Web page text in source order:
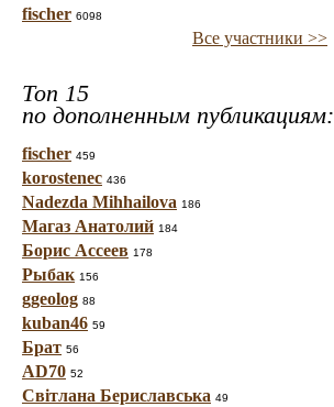
fischer 6098
Все участники >>
Топ 15
по дополненным публикациям:
fischer 459
korostenec 436
Nadezda Mihhailova 186
Магаз Анатолий 184
Борис Ассеев 178
Рыбак 156
ggeolog 88
kuban46 59
Брат 56
AD70 52
Світлана Бериславська 49